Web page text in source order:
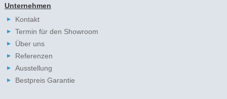
Unternehmen
Kontakt
Termin für den Showroom
Über uns
Referenzen
Ausstellung
Bestpreis Garantie